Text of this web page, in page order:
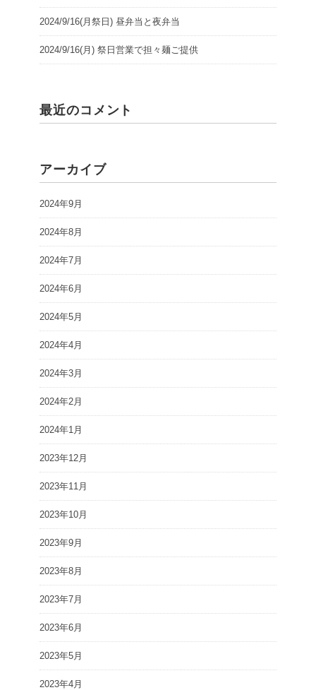
2024/9/16(月祭日) 昼弁当と夜弁当
2024/9/16(月) 祭日営業で担々麺ご提供
最近のコメント
アーカイブ
2024年9月
2024年8月
2024年7月
2024年6月
2024年5月
2024年4月
2024年3月
2024年2月
2024年1月
2023年12月
2023年11月
2023年10月
2023年9月
2023年8月
2023年7月
2023年6月
2023年5月
2023年4月